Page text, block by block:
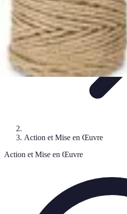
Action et Mise en Œuvre
Action et Mise en Œuvre